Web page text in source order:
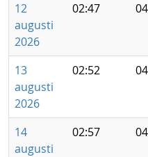
12
augusti
2026
02:47
13
augusti
2026
02:52
14
augusti
02:57